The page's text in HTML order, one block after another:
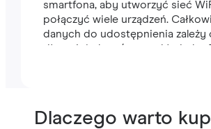
smartfona, aby utworzyć sieć
połączyć wiele urządzeń.
danych do udostępnienia zależy
długości planu (na przykład plan
Dlaczego warto